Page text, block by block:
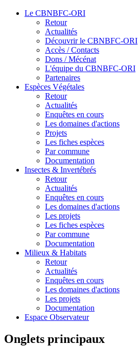
Le CBNBFC-ORI
Retour
Actualités
Découvrir le CBNBFC-ORI
Accès / Contacts
Dons / Mécénat
L'équipe du CBNBFC-ORI
Partenaires
Espèces Végétales
Retour
Actualités
Enquêtes en cours
Les domaines d'actions
Projets
Les fiches espèces
Par commune
Documentation
Insectes & Invertébrés
Retour
Actualités
Enquêtes en cours
Les domaines d'actions
Les projets
Les fiches espèces
Par commune
Documentation
Milieux & Habitats
Retour
Actualités
Enquêtes en cours
Les domaines d'actions
Les projets
Documentation
Espace Observateur
Onglets principaux